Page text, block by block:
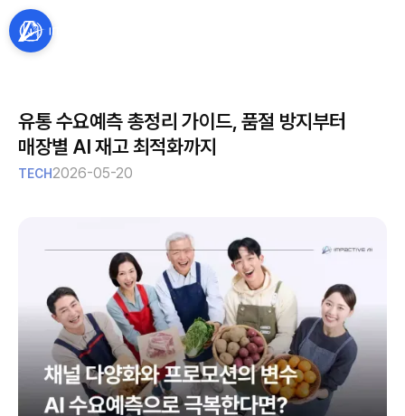
유통 수요예측 총정리 가이드, 품절 방지부터
매장별 AI 재고 최적화까지
TECH2026-05-20